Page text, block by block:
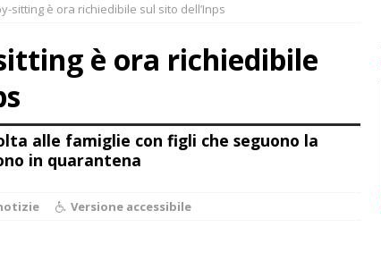
] La bella stagione riporta l’allarme sulle strade: cresce il
ALTRE NOTIZIE
]
Piemonte punta sull’automotive con le Aree di Accelerazione
] Dimissioni in Consiglio comunale ad Alba, Galeasso lascia:
d’interessi»
ALBA
]
ITINERARI / In gita a Infini.To, il sorprendente museo e
sitting è ora richiedibile sul sito dell’Inps
è ora richiedibile
alle famiglie con figli che seguono la
in quarantena
Versione accessibile